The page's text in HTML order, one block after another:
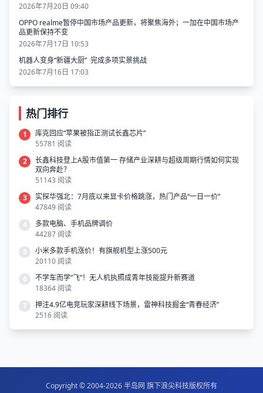
2026年7月20日 09:40
OPPO realme暂停中国市场产品更新，将聚焦海外；一加在中国市场产
品更新保持不变
2026年7月17日 10:53
机器人变身“新疆大厨” 完成多项实景挑战
2026年7月16日 17:03
热门排行
1
库克回应“苹果被指正测试长鑫芯片”
55781 阅读
2
长鑫科技登上A股市值第一 存储产业深耕与超级周期行情如何实现
双向奔赴？
51143 阅读
3
实探华强北：7月底以来显卡价格跳涨，热门产品“一日一价”
47849 阅读
4
多款电脑、手机品牌调价
44287 阅读
5
小米多款手机涨价！有旗舰机型上涨500元
20110 阅读
6
不学车而学“飞”！无人机执照成青年技能提升新赛道
18364 阅读
7
押注4.9亿电竞玩家深耕线下场景，雷神科技掘金“青春经济”
2516 阅读
Copyright © 2004-2026半岛网 旗下浪尖科技版权所有